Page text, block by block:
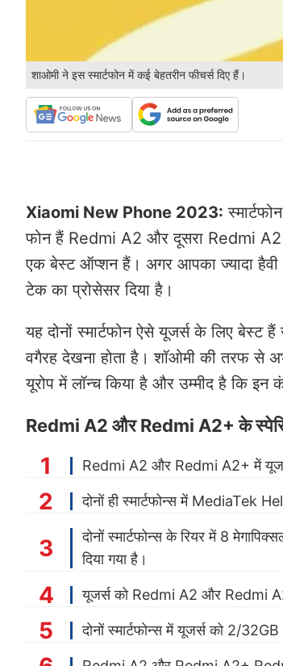
शाओमी ने इस स्मार्टफोन में कई बेहतरीन फीचर्स दिए हैं।
Xiaomi New Phone 2023:
फोन हैं Redmi A2 और दूसरा Redmi
एक बेस्ट ऑप्शन हैं। अगर आपका ज्यादा हैवी
टेक का प्रोसेसर दिया है।
यह दोनों स्मार्टफोन ऐसे यूजर्स के लिए बेस्ट
वगैरह देखना होता है। शॉओमी की तरफ से
यूरोप में लॉन्च किया है और उम्मीद है कि इन
Redmi A2 और Redmi A2+ के
Redmi A2 और Redmi A2+ में
दोनों ही स्मार्टफोन्स में MediaTek
दोनों स्मार्टफोन्स के रियर में 8
दिया गया है।
यूजर्स को Redmi A2 और Redmi
दोनों स्मार्टफोन्स में यूजर्स को 2/